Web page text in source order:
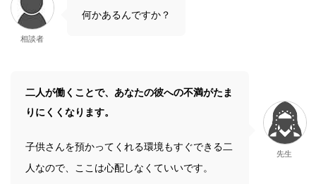
相談者
何かあるんですか？
二人が働くことで、あなたの彼への不満がたま
りにくくなります。
子供さんを預かってくれる環境もすぐできる二
人なので、ここは心配しなくていいです。
先生